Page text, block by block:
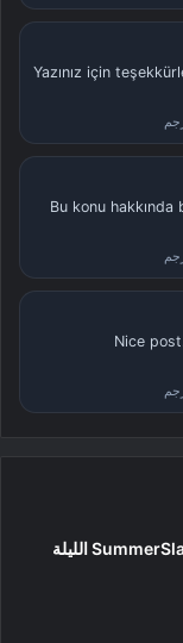
Yazınız için
Bu konu
Nice
عرض سمر سلام SummerSlam 2026 الليلة